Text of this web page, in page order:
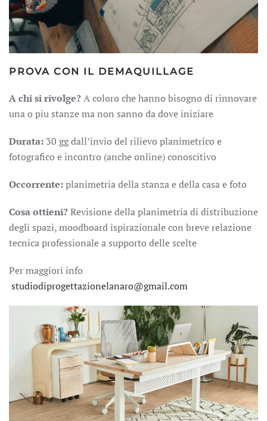
PROVA CON IL DEMAQUILLAGE
A chi si rivolge?A coloro che hanno bisogno di rinnovare
una o piu stanze ma non sanno da dove iniziare
Durata: 30 gg dall’invio del rilievo planimetrico e
fotografico e incontro (anche online) conoscitivo
Occorrente:planimetria della stanza e della casa e foto
Cosa ottieni?Revisione della planimetria di distribuzione
degli spazi, moodboard ispirazionale con breve relazione
tecnica professionale a supporto delle scelte
Per maggiori info
studiodiprogettazionelanaro@gmail.com